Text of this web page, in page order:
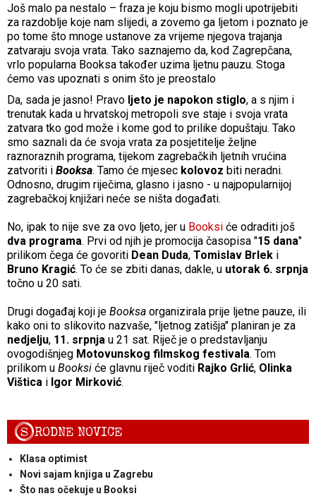
Još malo pa nestalo – fraza je koju bismo mogli upotrijebiti
za razdoblje koje nam slijedi, a zovemo ga ljetom i poznato je
po tome što mnoge ustanove za vrijeme njegova trajanja
zatvaraju svoja vrata. Tako saznajemo da, kod Zagrepčana,
vrlo popularna Booksa također uzima ljetnu pauzu. Stoga
ćemo vas upoznati s onim što je preostalo
Da, sada je jasno! Pravo ljeto je napokon stiglo, a s njim i
trenutak kada u hrvatskoj metropoli sve staje i svoja vrata
zatvara tko god može i kome god to prilike dopuštaju. Tako
smo saznali da će svoja vrata za posjetitelje željne
raznoraznih programa, tijekom zagrebačkih ljetnih vrućina
zatvoriti i Booksa. Tamo će mjesec kolovoz biti neradni.
Odnosno, drugim riječima, glasno i jasno - u najpopularnijoj
zagrebačkoj knjižari neće se ništa događati.
No, ipak to nije sve za ovo ljeto, jer u Booksi će odraditi još
dva programa. Prvi od njih je promocija časopisa "15 dana"
prilikom čega će govoriti Dean Duda, Tomislav Brlek i
Bruno Kragić. To će se zbiti danas, dakle, u utorak 6. srpnja
točno u 20 sati.
Drugi događaj koji je Booksa organizirala prije ljetne pauze, ili
kako oni to slikovito nazvaše, "ljetnog zatišja" planiran je za
nedjelju, 11. srpnja u 21 sat. Riječ je o predstavljanju
ovogodišnjeg Motovunskog filmskog festivala. Tom
prilikom u Booksi će glavnu riječ voditi Rajko Grlić, Olinka
Vištica i Igor Mirković.
SRODNE NOVICE
Klasa optimist
Novi sajam knjiga u Zagrebu
Što nas očekuje u Booksi